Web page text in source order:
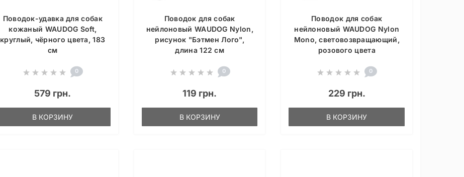
Поводок-удавка для собак
кожаный WAUDOG Soft,
круглый, чёрного цвета, 183
см
0
579 грн.
В КОРЗИНУ
Поводок для собак
нейлоновый WAUDOG Nylon,
рисунок "Бэтмен Лого",
длина 122 см
0
119 грн.
В КОРЗИНУ
Поводок для собак
нейлоновый WAUDOG Nylon
Mono, световозвращающий,
розового цвета
0
229 грн.
В КОРЗИНУ